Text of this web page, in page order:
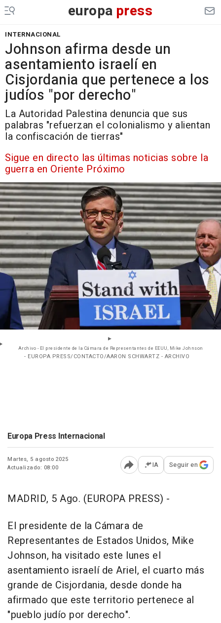
europa press
INTERNACIONAL
Johnson afirma desde un
asentamiento israelí en
Cisjordania que pertenece a los
judíos "por derecho"
La Autoridad Palestina denuncia que sus
palabras "refuerzan el colonialismo y alientan
la confiscación de tierras"
Sigue en directo las últimas noticias sobre la
guerra en Oriente Próximo
Archivo - El presidente de la Cámara de Representantes de EEUU, Mike Johnson
- EUROPA PRESS/CONTACTO/AARON SCHWARTZ - ARCHIVO
Europa Press Internacional
Martes, 5 agosto 2025
Actualizado: 08:00
Abrir opciones para
IA Seguir en
MADRID, 5 Ago. (EUROPA PRESS) -
El presidente de la Cámara de
Representantes de Estados Unidos, Mike
Johnson, ha visitado este lunes el
asentamiento israelí de Ariel, el cuarto más
grande de Cisjordania, desde donde ha
afirmado que este territorio pertenece al
"pueblo judío por derecho".